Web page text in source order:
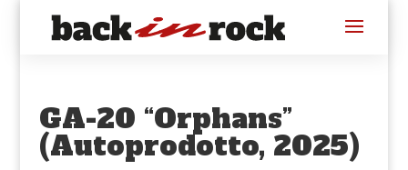
GA-20 “Orphans”
(Autoprodotto, 2025)